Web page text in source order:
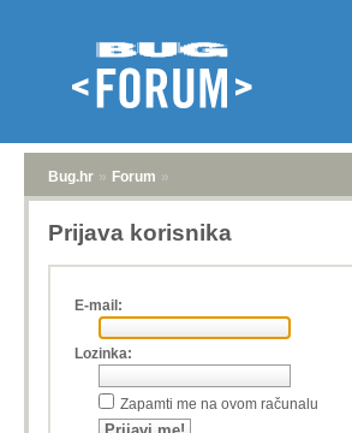
Bug.hr » Forum »
Prijava korisnika
E-mail:
Lozinka:
Zapamti me na ovom računalu